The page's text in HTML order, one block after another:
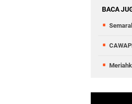
BACA